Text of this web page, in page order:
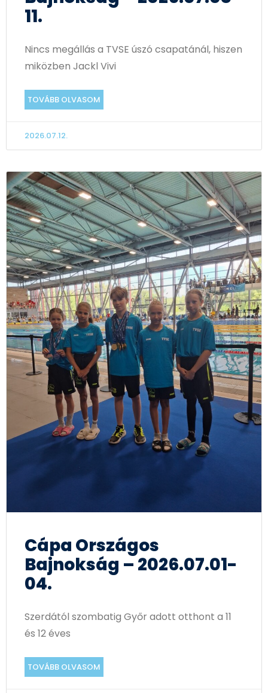
11.
Nincs megállás a TVSE úszó csapatánál, hiszen
miközben Jackl Vivi
TOVÁBB OLVASOM
2026.07.12.
Cápa Országos
Bajnokság – 2026.07.01-
04.
Szerdától szombatig Győr adott otthont a 11
és 12 éves
TOVÁBB OLVASOM